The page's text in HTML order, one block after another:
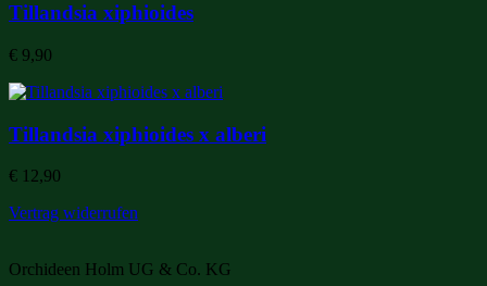
Tillandsia xiphioides
€ 9,90
Tillandsia xiphioides x alberi
€ 12,90
Vertrag widerrufen
Orchideen Holm UG & Co. KG